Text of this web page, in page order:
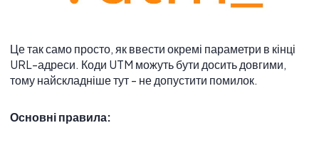
Це так само просто, як ввести окремі параметри в кінці
URL-адреси. Коди UTM можуть бути досить довгими,
тому найскладніше тут - не допустити помилок.
Основні правила: